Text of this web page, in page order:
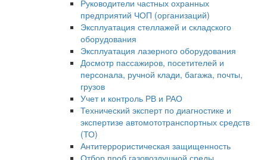
Руководители частных охранных
предприятий ЧОП (организаций)
Эксплуатация стеллажей и складского
оборудования
Эксплуатация лазерного оборудования
Досмотр пассажиров, посетителей и
персонала, ручной клади, багажа, почты,
грузов
Учет и контроль РВ и РАО
Технический эксперт по диагностике и
экспертизе автомототранспортных средств
(ТО)
Антитеррористическая защищенность
Отбор проб газовоздушной среды